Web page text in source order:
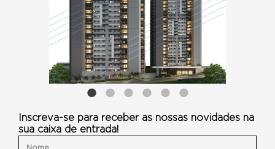
Inscreva-se para receber as nossas novidades na
sua caixa de entrada!